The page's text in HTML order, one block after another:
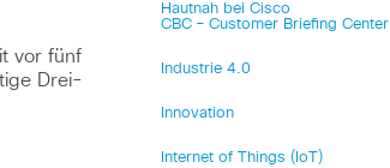
vor fünf
Drei-
Hautnah bei Cisco
CBC – Customer Briefing Center
Industrie 4.0
Innovation
Internet of Things (IoT)